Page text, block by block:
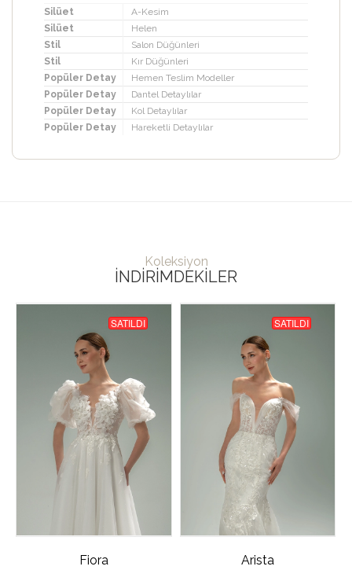
Silüet
A-Kesim
Silüet
Helen
Stil
Salon Düğünleri
Stil
Kır Düğünleri
Popüler Detay
Hemen Teslim Modeller
Popüler Detay
Dantel Detaylılar
Popüler Detay
Kol Detaylılar
Popüler Detay
Hareketli Detaylılar
Koleksiyon
İNDIRIMDEKILER
SATILDI
Fiora
SATILDI
Arista